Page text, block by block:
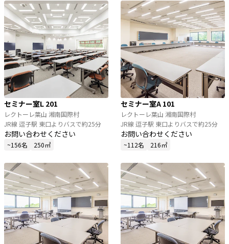
セミナー室L 201
レクトーレ葉山 湘南国際村
JR線 逗子駅 東口よりバスで約25分
お問い合わせください
~156名 250㎡
セミナー室A 101
レクトーレ葉山 湘南国際村
JR線 逗子駅 東口よりバスで約25分
お問い合わせください
~112名 216㎡